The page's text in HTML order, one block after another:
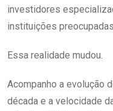
investidores
instituições
Essa realidade mudou.
Acompanho a evolução
década e a velocidade